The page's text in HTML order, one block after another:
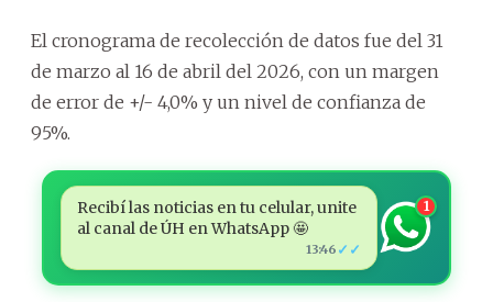
El cronograma de recolección de datos fue del 31
de marzo al 16 de abril del 2026, con un margen
de error de +/- 4,0% y un nivel de confianza de
95%.
Recibí las noticias en tu celular, unite
al canal de ÚH en WhatsApp 🤩
13:46 ✓✓
1